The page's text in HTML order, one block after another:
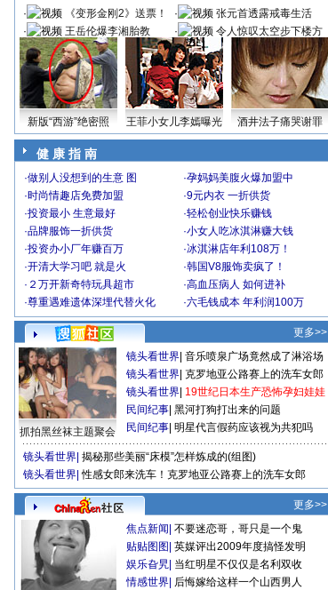
·
《变形金刚2》送票！ ·
张元首透露戒毒生活
·
王岳伦爆李湘胎教 ·
令人惊叹太空步下楼方
式
新版“西游”绝密照 王菲小女儿李嫣曝光 酒井法子痛哭谢罪
健 康 指 南
·做别人没想到的生意 图 ·孕妈妈美腹火爆加盟中
·时尚情趣店免费加盟 ·9元内衣 一折供货
·投资最小 生意最好 ·轻松创业快乐赚钱
·品牌服饰一折供货 ·小女人吃冰淇淋赚大钱
·投资办小厂年赚百万 ·冰淇淋店年利108万！
·开清大学习吧 就是火 ·韩国V8服饰卖疯了！
· ２万开新奇特玩具超市 ·高血压病人 如何进补
·尊重遇难遗体深埋代替火化 ·六毛钱成本 年利润100万
更多>>
抓拍黑丝袜主题聚会
镜头看世界 音乐喷泉广场竟然成了淋浴场
镜头看世界 克罗地亚公路赛上的洗车女郎
镜头看世界 19世纪日本生产恐怖孕妇娃娃
民间纪事 黑河打狗打出来的问题
民间纪事 明星代言假药应该视为共犯吗
镜头看世界 揭秘那些美丽“床模”怎样炼成的(组图)
镜头看世界 性感女郎来洗车！克罗地亚公路赛上的洗车女郎
更多>>
焦点新闻 不要迷恋哥，哥只是一个鬼
贴贴图图 英媒评出2009年度搞怪发明
娱乐旮旯 当红明星不仅仅是名利双收
情感世界 后悔嫁给这样一个山西男人